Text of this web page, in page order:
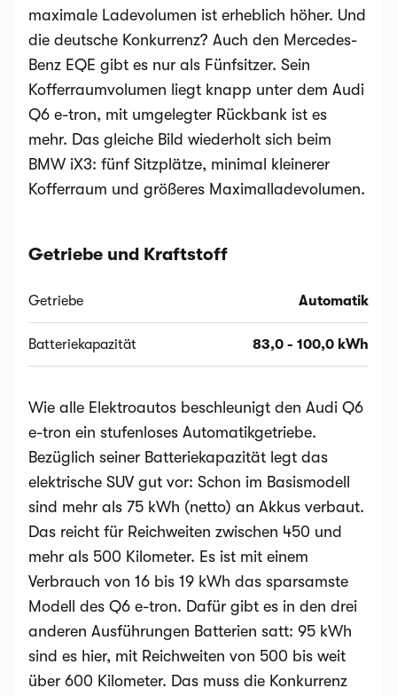
maximale Ladevolumen ist erheblich höher. Und
die deutsche Konkurrenz? Auch den Mercedes-
Benz EQE gibt es nur als Fünfsitzer. Sein
Kofferraumvolumen liegt knapp unter dem Audi
Q6 e-tron, mit umgelegter Rückbank ist es
mehr. Das gleiche Bild wiederholt sich beim
BMW iX3: fünf Sitzplätze, minimal kleinerer
Kofferraum und größeres Maximalladevolumen.
Getriebe und Kraftstoff
Getriebe Automatik
Batteriekapazität 83,0 - 100,0 kWh
Wie alle Elektroautos beschleunigt den Audi Q6
e-tron ein stufenloses Automatikgetriebe.
Bezüglich seiner Batteriekapazität legt das
elektrische SUV gut vor: Schon im Basismodell
sind mehr als 75 kWh (netto) an Akkus verbaut.
Das reicht für Reichweiten zwischen 450 und
mehr als 500 Kilometer. Es ist mit einem
Verbrauch von 16 bis 19 kWh das sparsamste
Modell des Q6 e-tron. Dafür gibt es in den drei
anderen Ausführungen Batterien satt: 95 kWh
sind es hier, mit Reichweiten von 500 bis weit
über 600 Kilometer. Das muss die Konkurrenz